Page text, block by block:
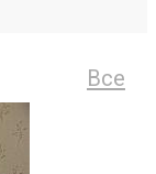
Все